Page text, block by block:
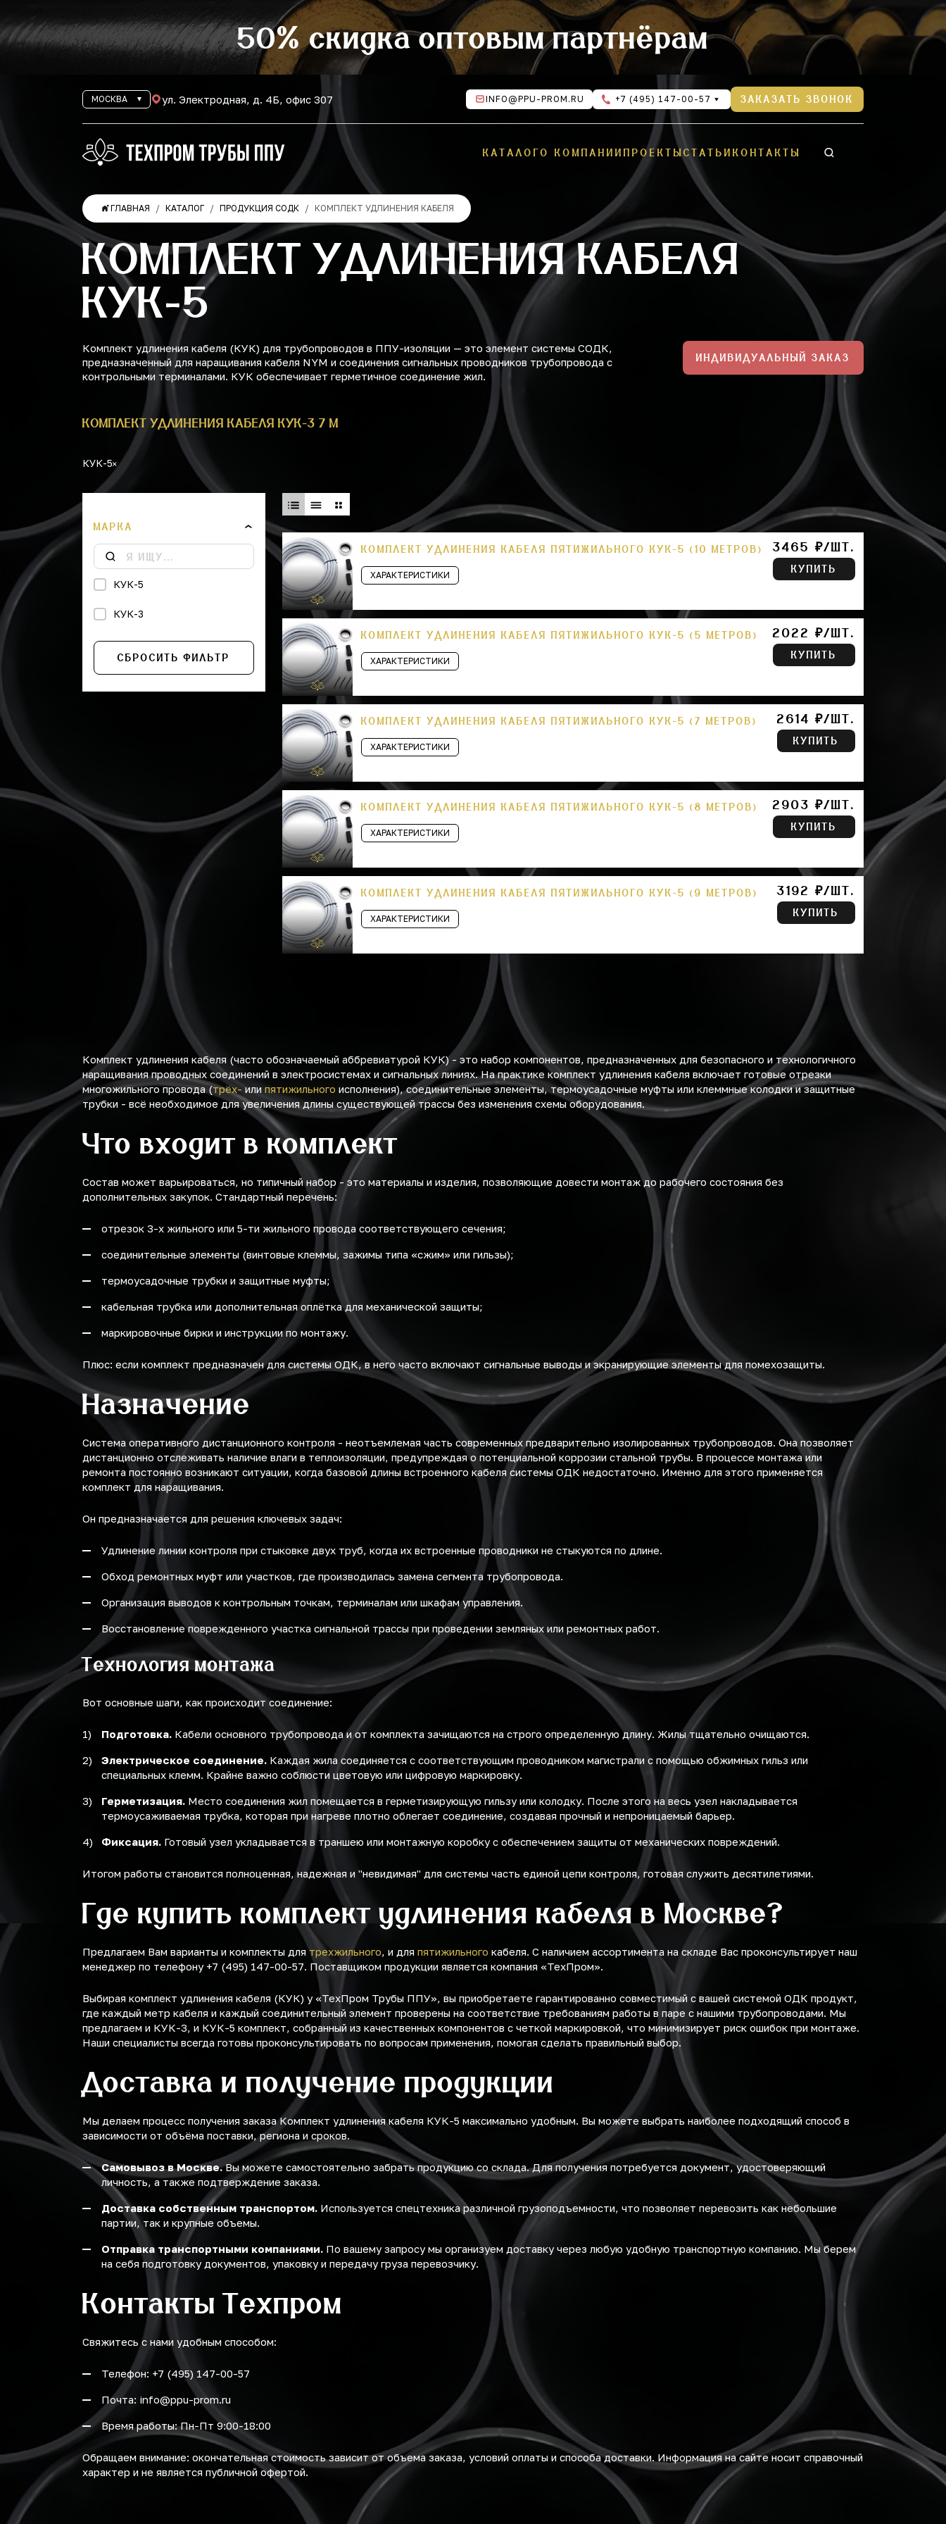
50% скидка оптовым партнёрам
МОСКВА ул. Электродная, д. 4Б, офис 307 INFO@PPU-PROM.RU +7 (495) 147-00-57 ЗАКАЗАТЬ ЗВОНОК
КАТАЛОГО КОМПАНИИ ПРОЕКТЫСТАТЬИ КОНТАКТЫ
ГЛАВНАЯ КАТАЛОГ ПРОДУКЦИЯ СОДК КОМПЛЕКТ УДЛИНЕНИЯ КАБЕЛЯ
КОМПЛЕКТ УДЛИНЕНИЯ КАБЕЛЯ
КУК-5
Комплект удлинения кабеля (КУК) для трубопроводов в ППУ-изоляции — это элемент системы СОДК,
предназначенный для наращивания кабеля NYM и соединения сигнальных проводников трубопровода с
контрольными терминалами. КУК обеспечивает герметичное соединение жил.
ИНДИВИДУАЛЬНЫЙ ЗАКАЗ
КОМПЛЕКТ УДЛИНЕНИЯ КАБЕЛЯ КУК-3 7 М
КУК-5
МАРКА
КУК-5
КУК-3
СБРОСИТЬ ФИЛЬТР
КОМПЛЕКТ УДЛИНЕНИЯ КАБЕЛЯ ПЯТИЖИЛЬНОГО КУК-5 (10 МЕТРОВ)
ХАРАКТЕРИСТИКИ
3465 ₽/ШТ.
КУПИТЬ
КОМПЛЕКТ УДЛИНЕНИЯ КАБЕЛЯ ПЯТИЖИЛЬНОГО КУК-5 (5 МЕТРОВ)
ХАРАКТЕРИСТИКИ
2022 ₽/ШТ.
КУПИТЬ
КОМПЛЕКТ УДЛИНЕНИЯ КАБЕЛЯ ПЯТИЖИЛЬНОГО КУК-5 (7 МЕТРОВ)
ХАРАКТЕРИСТИКИ
2614 ₽/ШТ.
КУПИТЬ
КОМПЛЕКТ УДЛИНЕНИЯ КАБЕЛЯ ПЯТИЖИЛЬНОГО КУК-5 (8 МЕТРОВ)
ХАРАКТЕРИСТИКИ
2903 ₽/ШТ.
КУПИТЬ
КОМПЛЕКТ УДЛИНЕНИЯ КАБЕЛЯ ПЯТИЖИЛЬНОГО КУК-5 (9 МЕТРОВ)
ХАРАКТЕРИСТИКИ
3192 ₽/ШТ.
КУПИТЬ
Комплект удлинения кабеля (часто обозначаемый аббревиатурой КУК) - это набор компонентов, предназначенных для безопасного и технологичного
наращивания проводных соединений в электросистемах и сигнальных линиях. На практике комплект удлинения кабеля включает готовые отрезки
многожильного провода (трёх- или пятижильного исполнения), соединительные элементы, термоусадочные муфты или клеммные колодки и защитные
трубки - всё необходимое для увеличения длины существующей трассы без изменения схемы оборудования.
Что входит в комплект
Состав может варьироваться, но типичный набор - это материалы и изделия, позволяющие довести монтаж до рабочего состояния без
дополнительных закупок. Стандартный перечень:
отрезок 3-х жильного или 5-ти жильного провода соответствующего сечения;
соединительные элементы (винтовые клеммы, зажимы типа «сжим» или гильзы);
термоусадочные трубки и защитные муфты;
кабельная трубка или дополнительная оплётка для механической защиты;
маркировочные бирки и инструкции по монтажу.
Плюс: если комплект предназначен для системы ОДК, в него часто включают сигнальные выводы и экранирующие элементы для помехозащиты.
Назначение
Система оперативного дистанционного контроля - неотъемлемая часть современных предварительно изолированных трубопроводов. Она позволяет
дистанционно отслеживать наличие влаги в теплоизоляции, предупреждая о потенциальной коррозии стальной трубы. В процессе монтажа или
ремонта постоянно возникают ситуации, когда базовой длины встроенного кабеля системы ОДК недостаточно. Именно для этого применяется
комплект для наращивания.
Он предназначается для решения ключевых задач:
Удлинение линии контроля при стыковке двух труб, когда их встроенные проводники не стыкуются по длине.
Обход ремонтных муфт или участков, где производилась замена сегмента трубопровода.
Организация выводов к контрольным точкам, терминалам или шкафам управления.
Восстановление поврежденного участка сигнальной трассы при проведении земляных или ремонтных работ.
Технология монтажа
Вот основные шаги, как происходит соединение:
Подготовка. Кабели основного трубопровода и от комплекта зачищаются на строго определенную длину. Жилы тщательно очищаются.
Электрическое соединение. Каждая жила соединяется с соответствующим проводником магистрали с помощью обжимных гильз или
специальных клемм. Крайне важно соблюсти цветовую или цифровую маркировку.
Герметизация. Место соединения жил помещается в герметизирующую гильзу или колодку. После этого на весь узел накладывается
термоусаживаемая трубка, которая при нагреве плотно облегает соединение, создавая прочный и непроницаемый барьер.
Фиксация. Готовый узел укладывается в траншею или монтажную коробку с обеспечением защиты от механических повреждений.
Итогом работы становится полноценная, надежная и "невидимая" для системы часть единой цепи контроля, готовая служить десятилетиями.
Где купить комплект удлинения кабеля в Москве?
Предлагаем Вам варианты и комплекты длятрехжильного, и для пятижильного кабеля. С наличием ассортимента на складе Вас проконсультирует наш
менеджер по телефону +7 (495) 147-00-57. Поставщиком продукции является компания «ТехПром».
Выбирая комплект удлинения кабеля (КУК) у «ТехПром Трубы ППУ», вы приобретаете гарантированно совместимый с вашей системой ОДК продукт,
где каждый метр кабеля и каждый соединительный элемент проверены на соответствие требованиям работы в паре с нашими трубопроводами. Мы
предлагаем и КУК-3, и КУК-5 комплект, собранный из качественных компонентов с четкой маркировкой, что минимизирует риск ошибок при монтаже.
Наши специалисты всегда готовы проконсультировать по вопросам применения, помогая сделать правильный выбор.
Доставка и получение продукции
Мы делаем процесс получения заказа Комплект удлинения кабеля КУК-5 максимально удобным. Вы можете выбрать наиболее подходящий способ в
зависимости от объёма поставки, региона и сроков.
Самовывоз в Москве.Вы можете самостоятельно забрать продукцию со склада. Для получения потребуется документ, удостоверяющий
личность, а также подтверждение заказа.
Доставка собственным транспортом. Используется спецтехника различной грузоподъемности, что позволяет перевозить как небольшие
партии, так и крупные объемы.
Отправка транспортными компаниями. По вашему запросу мы организуем доставку через любую удобную транспортную компанию. Мы берем
на себя подготовку документов, упаковку и передачу груза перевозчику.
Контакты Техпром
Свяжитесь с нами удобным способом:
Телефон: +7 (495) 147-00-57
Почта: info@ppu-prom.ru
Время работы: Пн-Пт 9:00-18:00
Обращаем внимание: окончательная стоимость зависит от объема заказа, условий оплаты и способа доставки. Информация на сайте носит справочный
характер и не является публичной офертой.